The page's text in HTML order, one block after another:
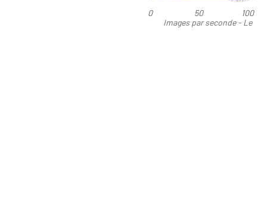
Images par seconde - Le
0 50 100